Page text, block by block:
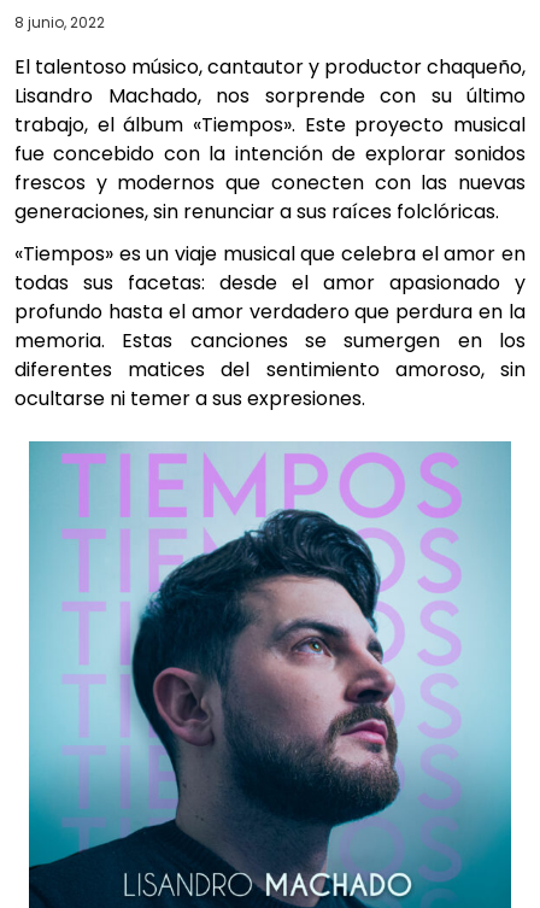
8 junio, 2022
El talentoso músico, cantautor y productor chaqueño,
Lisandro Machado, nos sorprende con su último
trabajo, el álbum «Tiempos». Este proyecto musical
fue concebido con la intención de explorar sonidos
frescos y modernos que conecten con las nuevas
generaciones, sin renunciar a sus raíces folclóricas.
«Tiempos» es un viaje musical que celebra el amor en
todas sus facetas: desde el amor apasionado y
profundo hasta el amor verdadero que perdura en la
memoria. Estas canciones se sumergen en los
diferentes matices del sentimiento amoroso, sin
ocultarse ni temer a sus expresiones.